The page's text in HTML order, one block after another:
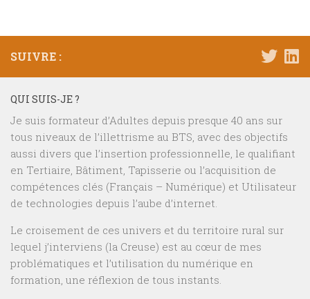
SUIVRE :
QUI SUIS-JE ?
Je suis formateur d’Adultes depuis presque 40 ans sur
tous niveaux de l’illettrisme au BTS, avec des objectifs
aussi divers que l’insertion professionnelle, le qualifiant
en Tertiaire, Bâtiment, Tapisserie ou l’acquisition de
compétences clés (Français – Numérique) et Utilisateur
de technologies depuis l’aube d’internet.
Le croisement de ces univers et du territoire rural sur
lequel j’interviens (la Creuse) est au cœur de mes
problématiques et l’utilisation du numérique en
formation, une réflexion de tous instants.